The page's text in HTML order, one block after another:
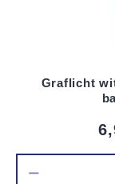
Graflicht